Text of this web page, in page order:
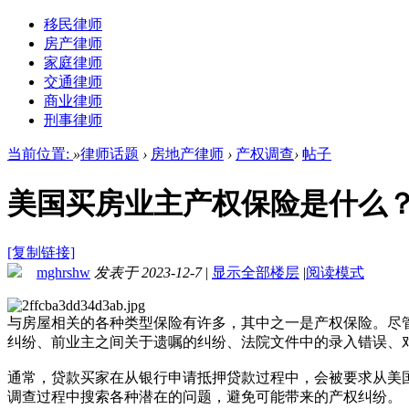
移民律师
房产律师
家庭律师
交通律师
商业律师
刑事律师
当前位置: »律师话题 › 房地产律师 › 产权调查› 帖子
美国买房业主产权保险是什么
[复制链接]
mghrshw 发表于 2023-12-7 | 显示全部楼层 |阅读模式
与房屋相关的各种类型保险有许多，其中之一是产权保险。
纠纷、前业主之间关于遗嘱的纠纷、法院文件中的录入错误
通常，贷款买家在从银行申请抵押贷款过程中，会被要求从
调查过程中搜索各种潜在的问题，避免可能带来的产权纠纷。